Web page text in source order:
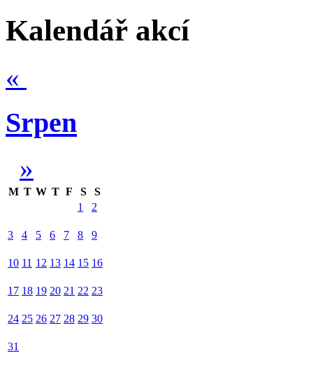
Kalendář akcí
«
Srpen
»
M T W T F S
S
1
2
3 4 5 6 7 8 9
10 11 12 13 14 15 16
17 18 19 20 21 22 23
24 25 26 27 28 29 30
31